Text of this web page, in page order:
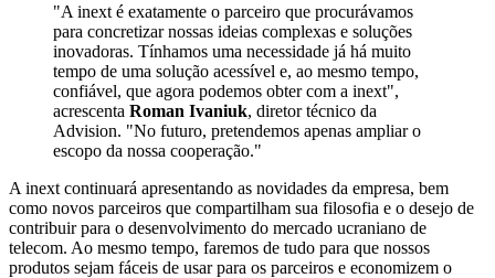
"A inext é exatamente o parceiro que procurávamos
para concretizar nossas ideias complexas e soluções
inovadoras. Tínhamos uma necessidade já há muito
tempo de uma solução acessível e, ao mesmo tempo,
confiável, que agora podemos obter com a inext",
acrescenta Roman Ivaniuk, diretor técnico da
Advision. "No futuro, pretendemos apenas ampliar o
escopo da nossa cooperação."
A inext continuará apresentando as novidades da empresa, bem
como novos parceiros que compartilham sua filosofia e o desejo de
contribuir para o desenvolvimento do mercado ucraniano de
telecom. Ao mesmo tempo, faremos de tudo para que nossos
produtos sejam fáceis de usar para os parceiros e economizem o